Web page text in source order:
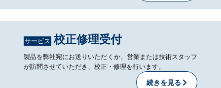
サービス 校正修理受付
製品を弊社宛にお送りいただくか、営業または技術スタッフ
が訪問させていただき、校正・修理を行います。
続きを見る